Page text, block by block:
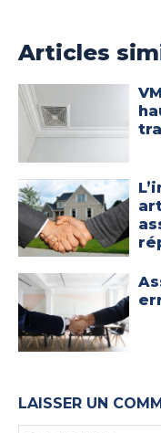
Articles
LAISSER UN